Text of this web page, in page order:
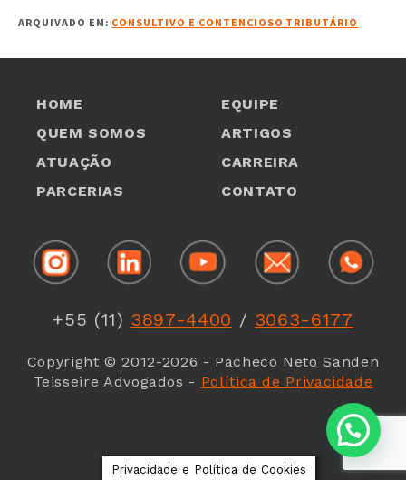
ARQUIVADO EM: CONSULTIVO E CONTENCIOSO TRIBUTÁRIO
HOME
QUEM SOMOS
ATUAÇÃO
PARCERIAS
EQUIPE
ARTIGOS
CARREIRA
CONTATO
+55 (11) 3897-4400 / 3063-6177
Copyright © 2012-2026 - Pacheco Neto Sanden
Teisseire Advogados - Política de Privacidade
Privacidade e Política de Cookies